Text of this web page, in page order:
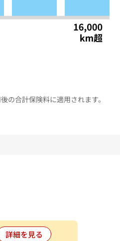
の合計保険料に適用されます。
詳細を見る